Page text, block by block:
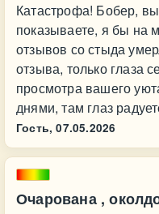
Катастрофа! Бобер,
показываете, я бы на
отзывов со стыда
отзыва, только глаза
просмотра вашего
днями, там глаз
Гость, 07.05.2026
Очарована ,